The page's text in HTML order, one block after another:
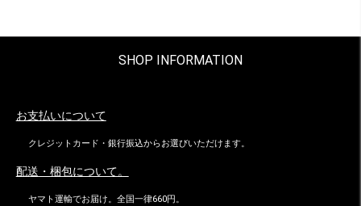
SHOP INFORMATION
お支払いについて
クレジットカード・銀行振込からお選びいただけます。
配送・梱包について。
ヤマト運輸でお届け。全国一律660円。